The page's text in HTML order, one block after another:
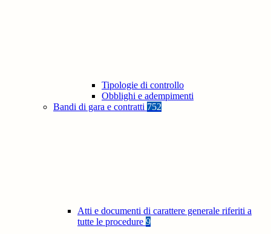
Tipologie di controllo
Obblighi e adempimenti
Bandi di gara e contratti 752
Atti e documenti di carattere generale riferiti a
tutte le procedure 9